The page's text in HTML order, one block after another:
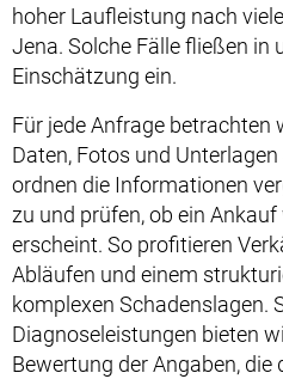
hoher Laufleistung nach
Jena. Solche Fälle fließen in
Einschätzung ein.
Für jede Anfrage betrachten
Daten, Fotos und
ordnen die Informationen
zu und prüfen, ob ein
erscheint. So profitieren
Abläufen und einem
komplexen Schadenslagen.
Diagnoseleistungen bieten
Bewertung der Angaben,